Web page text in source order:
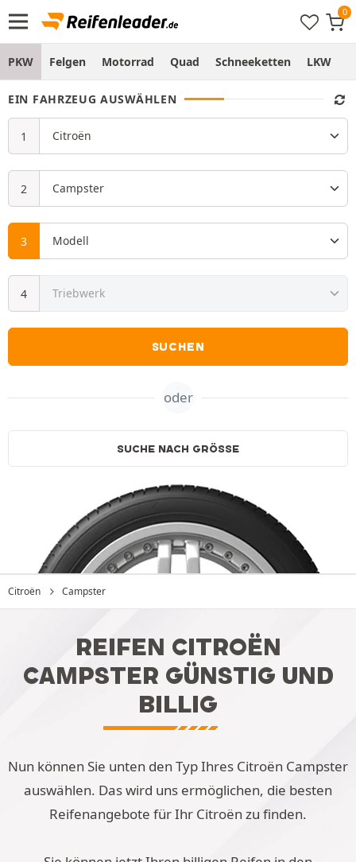
PKW Felgen Motorrad Quad Schneeketten LKW
EIN FAHRZEUG AUSWÄHLEN
SUCHEN
oder
SUCHE NACH GRÖSSE
Citroën Campster
REIFEN CITROËN
CAMPSTER GÜNSTIG UND
BILLIG
Nun können Sie unten den Typ Ihres Citroën Campster
auswählen. Das wird uns ermöglichen, die besten
Reifenangebote für Ihr Citroën zu finden.